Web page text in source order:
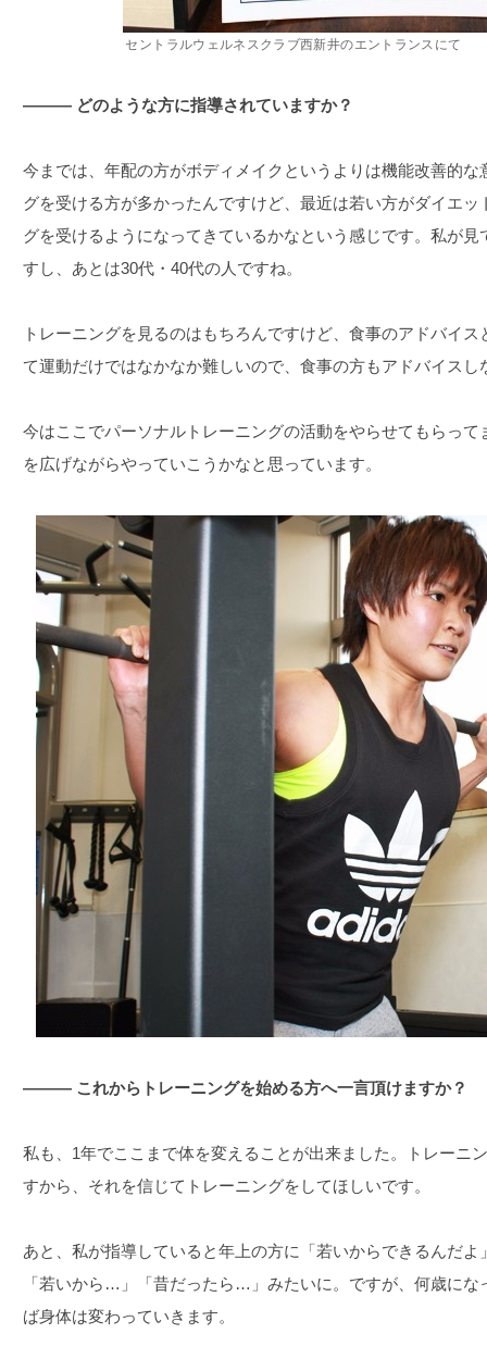
セントラルウェルネスクラブ西新井のエントランスにて
――― どのような方に指導されていますか？
今までは、年配の方がボディメイクというよりは機能改善的
グを受ける方が多かったんですけど、最近は若い方がダイエ
グを受けるようになってきているかなという感じです。私が
すし、あとは30代・40代の人ですね。
トレーニングを見るのはもちろんですけど、食事のアドバイ
て運動だけではなかなか難しいので、食事の方もアドバイスし
今はここでパーソナルトレーニングの活動をやらせてもらっ
を広げながらやっていこうかなと思っています。
――― これからトレーニングを始める方へ一言頂けますか？
私も、1年でここまで体を変えることが出来ました。トレーニ
すから、それを信じてトレーニングをしてほしいです。
あと、私が指導していると年上の方に「若いからできるんだ
「若いから…」「昔だったら…」みたいに。ですが、何歳にな
ば身体は変わっていきます。